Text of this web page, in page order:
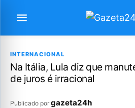
INTERNACIONAL
Na Itália, Lula diz que
de juros é irracional
Publicado por gazeta24h